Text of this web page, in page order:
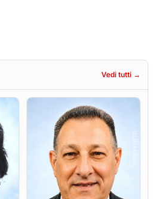
Massimo Ricciu
6 agosto 2026